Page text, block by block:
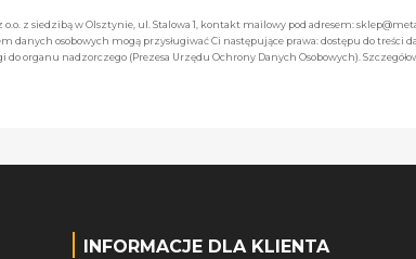
z siedzibą w Olsztynie, ul. Stalowa 1, kontakt mailowy pod adresem:
danych osobowych mogą przysługiwać Ci następujące prawa: dostępu do
organu nadzorczego (Prezesa Urzędu Ochrony Danych Osobowych).
INFORMACJE DLA KLIENTA